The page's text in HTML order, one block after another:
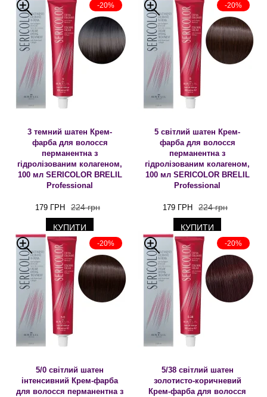
-20%
3 темний шатен Крем-
фарба для волосся
перманентна з
гідролізованим колагеном,
100 мл SERICOLOR BRELIL
Professional
179 ГРН 224 грн
КУПИТИ
-20%
5 світлий шатен Крем-
фарба для волосся
перманентна з
гідролізованим колагеном,
100 мл SERICOLOR BRELIL
Professional
179 ГРН 224 грн
КУПИТИ
-20%
5/0 світлий шатен
інтенсивний Крем-фарба
для волосся перманентна з
-20%
5/38 світлий шатен
золотисто-коричневий
Крем-фарба для волосся